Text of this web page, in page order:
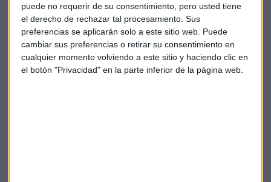
puede no requerir de su consentimiento, pero usted tiene
el derecho de rechazar tal procesamiento. Sus
preferencias se aplicarán solo a este sitio web. Puede
cambiar sus preferencias o retirar su consentimiento en
cualquier momento volviendo a este sitio y haciendo clic en
el botón "Privacidad" en la parte inferior de la página web.
Suscríbete a nuestros boletines
Te enviaremos las noticias más importantes del día